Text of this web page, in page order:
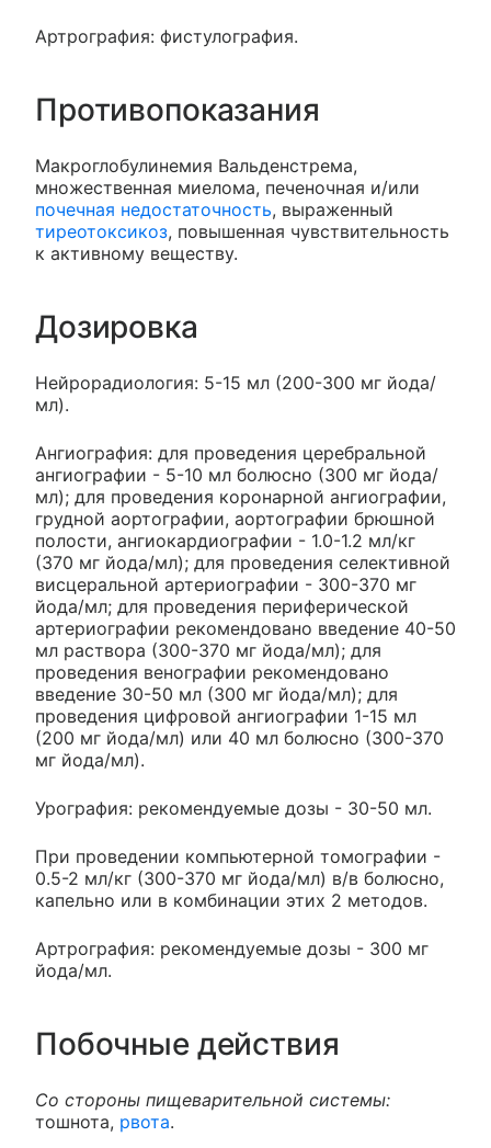
Артрография: фистулография.
Противопоказания
Макроглобулинемия Вальденстрема,
множественная миелома, печеночная и/или
почечная недостаточность, выраженный
тиреотоксикоз, повышенная чувствительность
к активному веществу.
Дозировка
Нейрорадиология: 5-15 мл (200-300 мг йода/
мл).
Ангиография: для проведения церебральной
ангиографии - 5-10 мл болюсно (300 мг йода/
мл); для проведения коронарной ангиографии,
грудной аортографии, аортографии брюшной
полости, ангиокардиографии - 1.0-1.2 мл/кг
(370 мг йода/мл); для проведения селективной
висцеральной артериографии - 300-370 мг
йода/мл; для проведения периферической
артериографии рекомендовано введение 40-50
мл раствора (300-370 мг йода/мл); для
проведения венографии рекомендовано
введение 30-50 мл (300 мг йода/мл); для
проведения цифровой ангиографии 1-15 мл
(200 мг йода/мл) или 40 мл болюсно (300-370
мг йода/мл).
Урография: рекомендуемые дозы - 30-50 мл.
При проведении компьютерной томографии -
0.5-2 мл/кг (300-370 мг йода/мл) в/в болюсно,
капельно или в комбинации этих 2 методов.
Артрография: рекомендуемые дозы - 300 мг
йода/мл.
Побочные действия
Со стороны пищеварительной системы:
тошнота, рвота.